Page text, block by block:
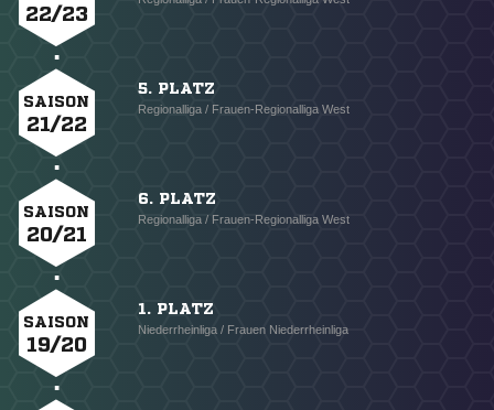
22/23
SAISON
21/22
5. PLATZ
Regionalliga / Frauen-Regionalliga West
SAISON
20/21
6. PLATZ
Regionalliga / Frauen-Regionalliga West
SAISON
19/20
1. PLATZ
Niederrheinliga / Frauen Niederrheinliga